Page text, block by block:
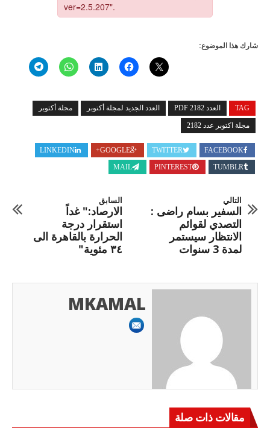
شارك هذا الموضوع:
TAG العدد 2182 PDF العدد الجديد لمجلة أكتوبر مجلة أكتوبر
مجلة اكتوبر عدد 2182
FACEBOOK
TWITTER
GOOGLE+
LINKEDIN
TUMBLR
PINTEREST
MAIL
السابق
الارصاد:" غداً
استقرار درجة
الحرارة بالقاهرة الى
٣٤ مئوية"
التالي
السفير بسام راضى :
التصدي لقوائم
الانتظار سيستمر
لمدة 3 سنوات
MKAMAL
مقالات ذات صلة